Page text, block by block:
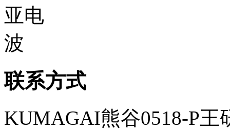
联系方式
KUMAGAI熊谷0518-P王